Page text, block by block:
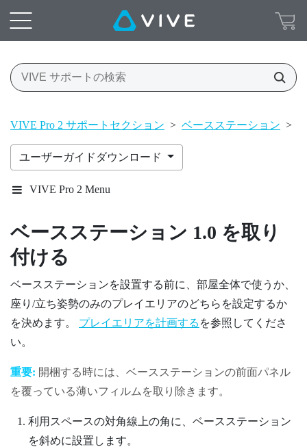
VIVE Pro 2 サポートセクション > ベースステーション >
ユーザーガイドダウンロード
VIVE Pro 2 Menu
ベースステーション 1.0 を取り
付ける
ベースステーションを設置する前に、部屋全体で使うか、
座り/立ち姿勢のみのプレイエリアのどちらを設定するか
を決めます。 プレイエリアを計画する を参照してくださ
い。
重要: 開梱する時には、ベースステーションの前面パネル
を覆っている薄いフィルムを取り除きます。
利用スペースの対角線上の角に、ベースステーション
を斜めに設置します。